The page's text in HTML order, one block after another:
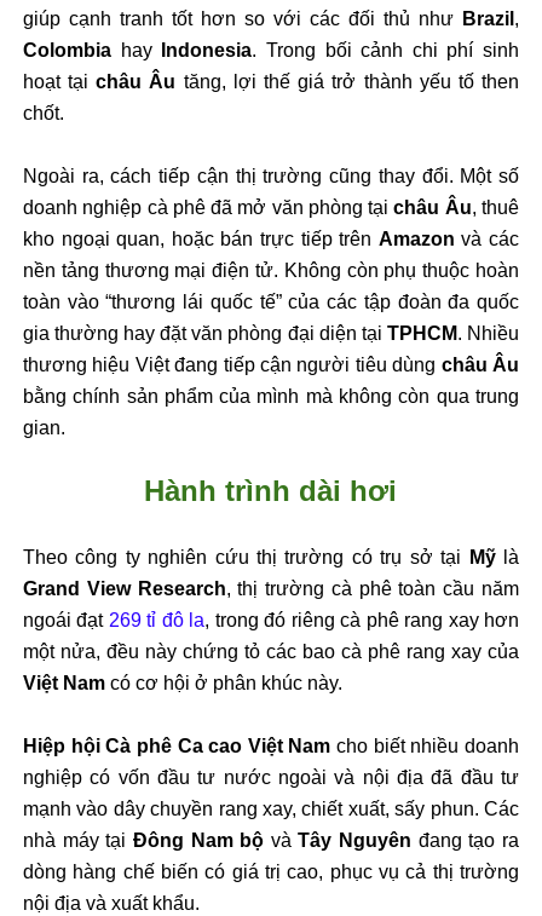
giúp cạnh tranh tốt hơn so với các đối thủ như Brazil ,
ColombiahayIndonesia. Trong bối cảnh chi phí sinh
hoạt tạichâu Âu tăng, lợi thế giá trở thành yếu tố then
chốt.
Ngoài ra, cách tiếp cận thị trường cũng thay đổi. Một số
doanh nghiệp cà phê đã mở văn phòng tạichâu Âu, thuê
kho ngoại quan, hoặc bán trực tiếp trên Amazon và các
nền tảng thương mại điện tử. Không còn phụ thuộc hoàn
toàn vào “thương lái quốc tế” của các tập đoàn đa quốc
gia thường hay đặt văn phòng đại diện tại TPHCM. Nhiều
thương hiệu Việt đang tiếp cận người tiêu dùng châu Âu
bằng chính sản phẩm của mình mà không còn qua trung
gian.
Hành trình dài hơi
Theo công ty nghiên cứu thị trường có trụ sở tại Mỹlà
Grand View Research, thị trường cà phê toàn cầu năm
ngoái đạt 269 tỉ đô la, trong đó riêng cà phê rang xay hơn
một nửa, đều này chứng tỏ các bao cà phê rang xay của
Việt Namcó cơ hội ở phân khúc này.
Hiệp hội Cà phê Ca cao Việt Namcho biết nhiều doanh
nghiệp có vốn đầu tư nước ngoài và nội địa đã đầu tư
mạnh vào dây chuyền rang xay, chiết xuất, sấy phun. Các
nhà máy tại Đông Nam bộ vàTây Nguyên đang tạo ra
dòng hàng chế biến có giá trị cao, phục vụ cả thị trường
nội địa và xuất khẩu.